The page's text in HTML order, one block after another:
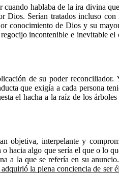
cuando hablaba de la ira divina
Dios. Serían tratados incluso
conocimiento de Dios y su
incontenible e inevitable
de su poder
que exigía a cada persona
el hacha a la raíz de los
objetiva, interpelante y
hacia algo que sería el que o lo
a la que se refería en su
la plena conciencia de ser